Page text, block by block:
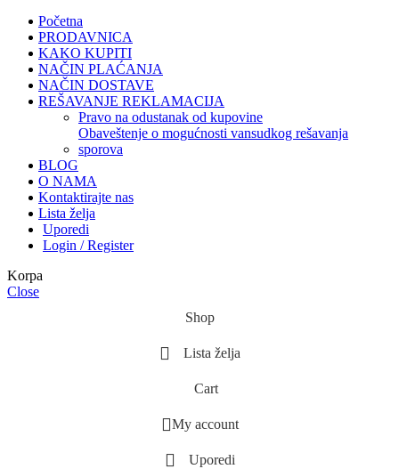
Početna
PRODAVNICA
KAKO KUPITI
NAČIN PLAĆANJA
NAČIN DOSTAVE
REŠAVANJE REKLAMACIJA
pravo na odustanak od kupovine
obaveštenje o mogućnosti vansudkog rešavanja
sporova
BLOG
O NAMA
Kontaktirajte nas
Lista želja
Uporedi
Login / Register
Korpa
Close
Shop
Lista želja
Cart
My account
Uporedi